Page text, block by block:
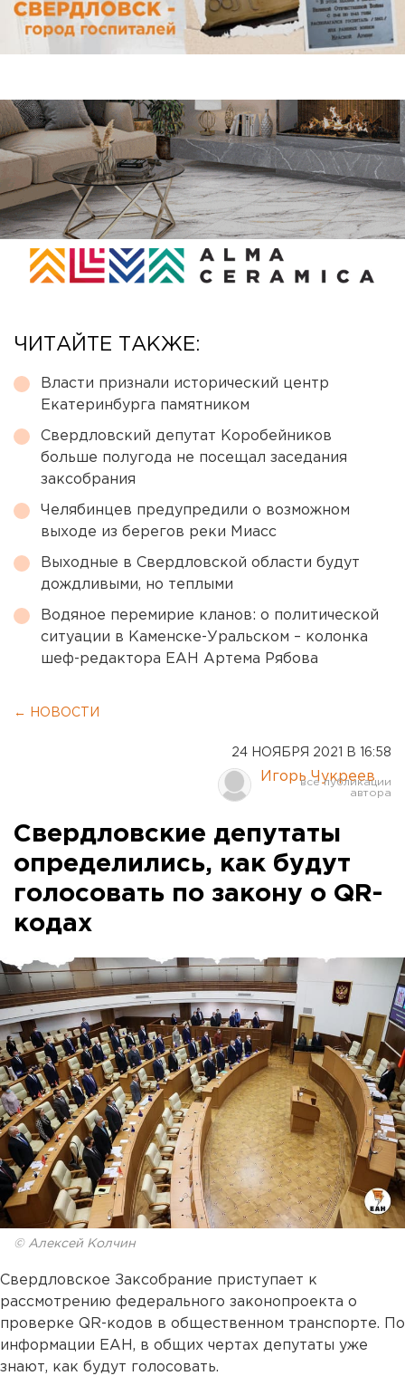
ЧИТАЙТЕ ТАКЖЕ:
Власти признали исторический центр
Екатеринбурга памятником
Свердловский депутат Коробейников
больше полугода не посещал заседания
заксобрания
Челябинцев предупредили о возможном
выходе из берегов реки Миасс
Выходные в Свердловской области будут
дождливыми, но теплыми
Водяное перемирие кланов: о политической
ситуации в Каменске-Уральском – колонка
шеф-редактора ЕАН Артема Рябова
← НОВОСТИ
24 НОЯБРЯ 2021 В 16:58
Игорь Чукреев
Свердловские депутаты
определились, как будут
голосовать по закону о QR-
кодах
© Алексей Колчин
Свердловское Заксобрание приступает к
рассмотрению федерального законопроекта о
проверке QR-кодов в общественном транспорте. По
информации ЕАН, в общих чертах депутаты уже
знают, как будут голосовать.